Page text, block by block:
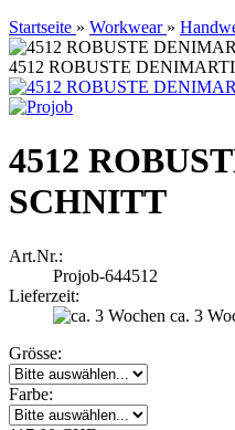
Startseite » Workwear »
4512 ROBUSTE
4512
SCHNITT
Art.Nr.:
Projob-644512
Lieferzeit:
ca. 3
Grösse:
Farbe: